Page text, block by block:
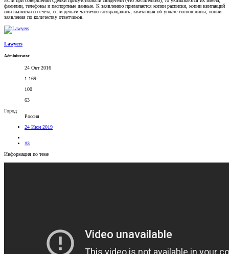
фамилии, телефоны и паспортные данные. К заявлению прилагаются копии расписки, копии квитанций
или выписки со счета, если деньги частично возвращались, квитанция об уплате госпошлины, копии
заявления по количеству ответчиков.
Lawyers
Administrator
24 Окт 2016
1.169
100
63
Город
Россия
24 Июн 2019
#3
Информация по теме